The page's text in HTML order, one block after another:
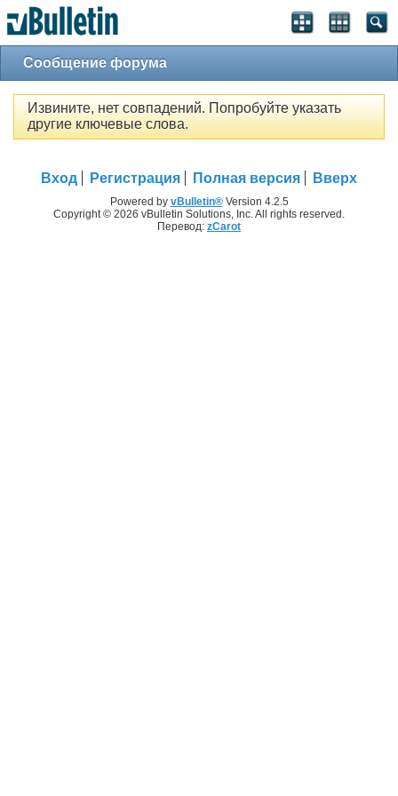
Сообщение форума
Извините, нет совпадений. Попробуйте указать
другие ключевые слова.
Вход Регистрация Полная версия Вверх
Powered by vBulletin®Version 4.2.5
Copyright © 2026 vBulletin Solutions, Inc. All rights reserved.
Перевод: zCarot